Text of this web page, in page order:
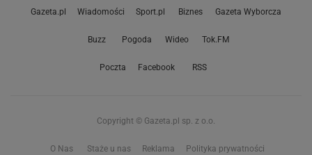
Gazeta.pl Wiadomości Sport.pl Biznes Gazeta Wyborcza
Buzz Pogoda Wideo Tok.FM
Poczta Facebook RSS
Copyright © Gazeta.pl sp. z o.o.
O Nas Staże u nas Reklama Polityka prywatności